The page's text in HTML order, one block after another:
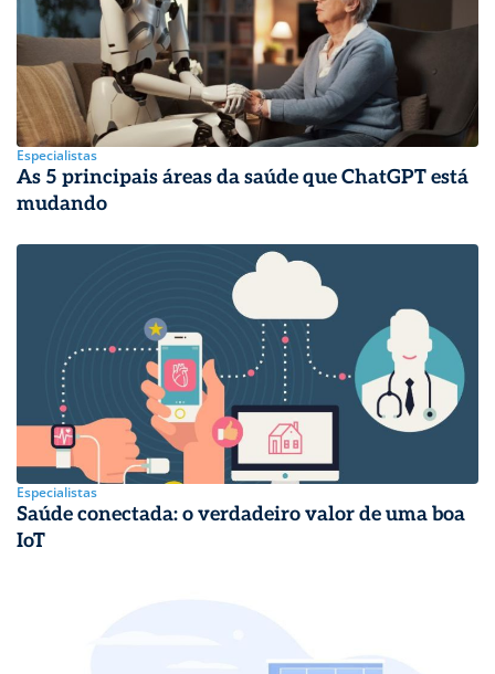
Especialistas
As 5 principais áreas da saúde que ChatGPT está
mudando
Especialistas
Saúde conectada: o verdadeiro valor de uma boa
IoT